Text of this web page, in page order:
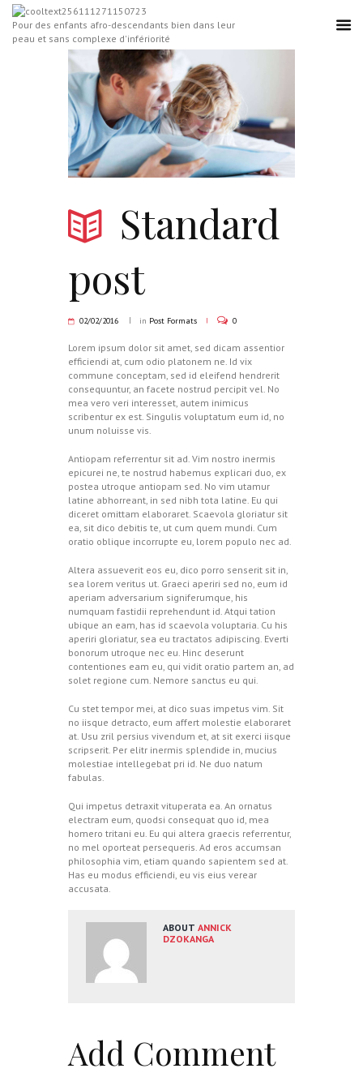
Pour des enfants afro-descendants bien dans leur
peau et sans complexe d'infériorité
Standard
post
02/02/2016 in Post Formats 0
Lorem ipsum dolor sit amet, sed dicam assentior
efficiendi at, cum odio platonem ne. Id vix
commune conceptam, sed id eleifend hendrerit
consequuntur, an facete nostrud percipit vel. No
mea vero veri interesset, autem inimicus
scribentur ex est. Singulis voluptatum eum id, no
unum noluisse vis.
Antiopam referrentur sit ad. Vim nostro inermis
epicurei ne, te nostrud habemus explicari duo, ex
postea utroque antiopam sed. No vim utamur
latine abhorreant, in sed nibh tota latine. Eu qui
diceret omittam elaboraret. Scaevola gloriatur sit
ea, sit dico debitis te, ut cum quem mundi. Cum
oratio oblique incorrupte eu, lorem populo nec ad.
Altera assueverit eos eu, dico porro senserit sit in,
sea lorem veritus ut. Graeci aperiri sed no, eum id
aperiam adversarium signiferumque, his
numquam fastidii reprehendunt id. Atqui tation
ubique an eam, has id scaevola voluptaria. Cu his
aperiri gloriatur, sea eu tractatos adipiscing. Everti
bonorum utroque nec eu. Hinc deserunt
contentiones eam eu, qui vidit oratio partem an, ad
solet regione cum. Nemore sanctus eu qui.
Cu stet tempor mei, at dico suas impetus vim. Sit
no iisque detracto, eum affert molestie elaboraret
at. Usu zril persius vivendum et, at sit exerci iisque
scripserit. Per elitr inermis splendide in, mucius
molestiae intellegebat pri id. Ne duo natum
fabulas.
Qui impetus detraxit vituperata ea. An ornatus
electram eum, quodsi consequat quo id, mea
homero tritani eu. Eu qui altera graecis referrentur,
no mel oporteat persequeris. Ad eros accumsan
philosophia vim, etiam quando sapientem sed at.
Has eu modus efficiendi, eu vis eius verear
accusata.
ABOUTANNICK
DZOKANGA
Add Comment